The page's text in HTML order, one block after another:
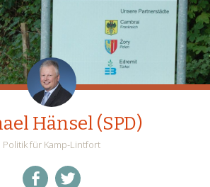
Hänsel (SPD)
Politik für Kamp-Lintfort